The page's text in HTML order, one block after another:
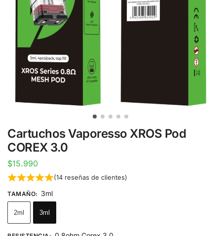
Cartuchos Vaporesso XROS Pod
COREX 3.0
$15.990
(14reseñas de clientes)
TAMAÑO: 3ml
2ml 3ml